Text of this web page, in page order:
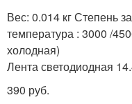
Вес: 0.014 кг Степень
температура : 3000 /
холодная)
Лента светодиодная
390 руб.